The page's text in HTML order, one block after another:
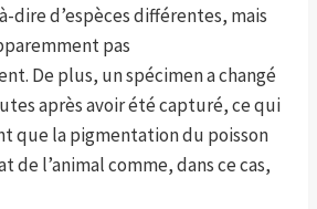
dire d’espèces différentes, mais
pas
De plus, un spécimen a changé
après avoir été capturé, ce qui
que la pigmentation du poisson
de l’animal comme, dans ce cas,